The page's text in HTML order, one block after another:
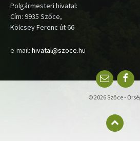
Polgármesteri hivatal:
Cím: 9935 Szőce,
Kölcsey Ferenc út 66
e-mail: hivatal@szoce.hu
Email
© 2026 Szőce -